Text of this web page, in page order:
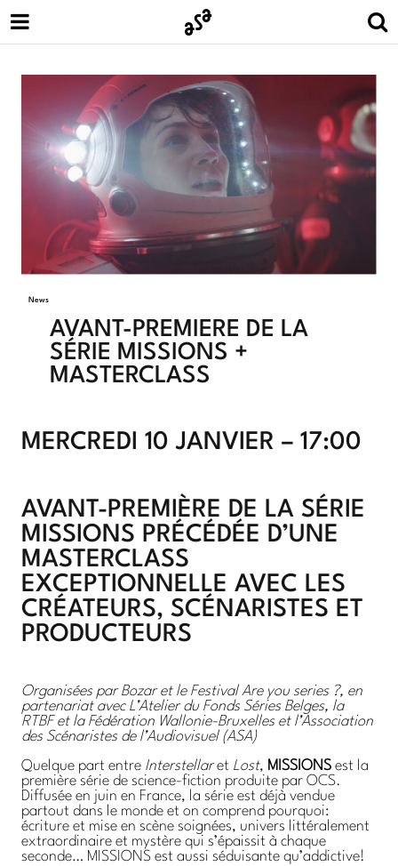
News
AVANT-PREMIÈRE DE LA
SÉRIE MISSIONS +
MASTERCLASS
MERCREDI 10 JANVIER – 17:00
AVANT-PREMIÈRE DE LA SÉRIE
MISSIONS PRÉCÉDÉE D’UNE
MASTERCLASS
EXCEPTIONNELLE AVEC LES
CRÉATEURS, SCÉNARISTES ET
PRODUCTEURS
Organisées par Bozar et le Festival Are you series ?, en
partenariat avec L’Atelier du Fonds Séries Belges, la
RTBF et la Fédération Wallonie-Bruxelles et l’Association
des Scénaristes de l’Audiovisuel (ASA)
Quelque part entre Interstellaret Lost, MISSIONS est la
première série de science-fiction produite par OCS.
Diffusée en juin en France, la série est déjà vendue
partout dans le monde et on comprend pourquoi:
écriture et mise en scène soignées, univers littéralement
extraordinaire et mystère qui s’épaissit à chaque
seconde… MISSIONS est aussi séduisante qu’addictive!